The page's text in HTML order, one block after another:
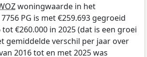
woningwaarde in het
PG is met €259.693 gegroeid
tot €260.000 in 2025 (dat is een groei
gemiddelde verschil per jaar over
2016 tot en met 2025 was